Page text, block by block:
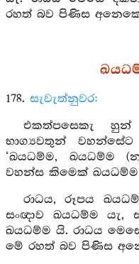
රහත් බව පිණිස
178. සැවැත්නුවර:
එකත්පසෙකැ
භාග්‍යවතුන්
‘ඛයධම්ම, ඛයධම්ම
වහන්ස කිමෙක් ඛයධම්ම
රාධය, රූපය
සංඥාව ඛයධම්ම යැ,
ඛයධම්ම යි. රාධය
මේ රහත් බව පිණිස